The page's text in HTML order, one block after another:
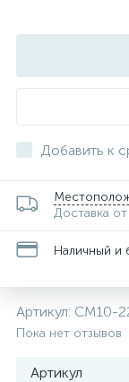
Добавить к
Доставка от
Наличный и
Артикул: CM10-
Пока нет отзывов
Артикул